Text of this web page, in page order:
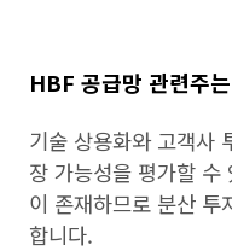
HBF 공급망 관련주
기술 상용화와 고객사
장 가능성을 평가할 수
이 존재하므로 분산 투
합니다.